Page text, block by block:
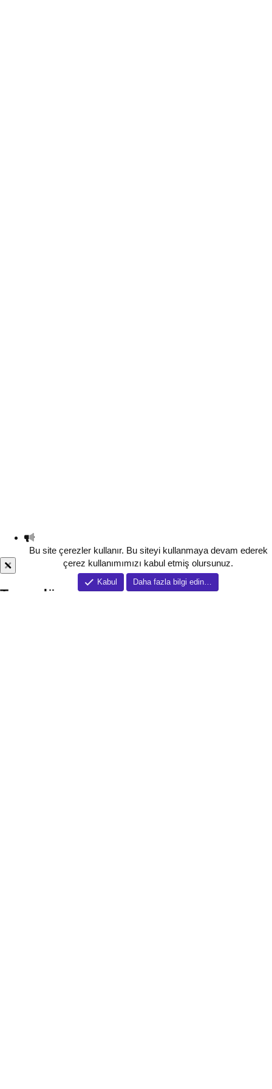
Tema düzenleyici
Bu site çerezler kullanır. Bu siteyi kullanmaya devam ederek
çerez kullanımımızı kabul etmiş olursunuz.
Kabul Daha fazla bilgi edin…